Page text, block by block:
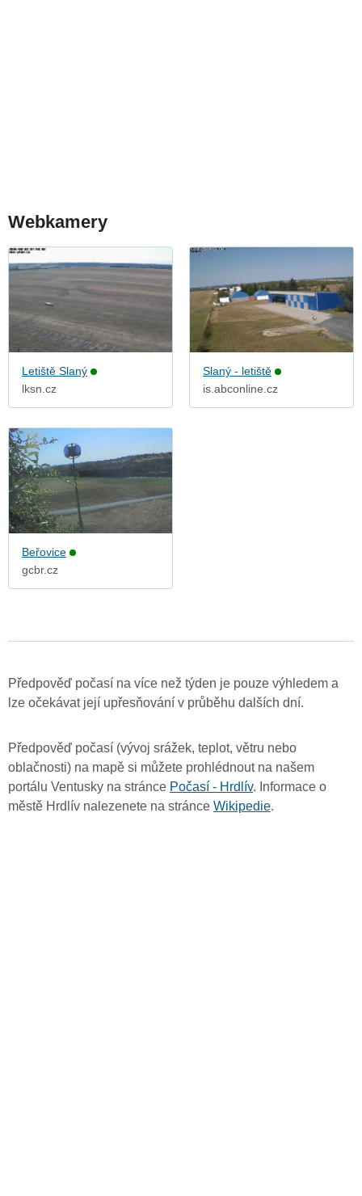
Webkamery
Letiště Slaný
lksn.cz
Slaný - letiště
is.abconline.cz
Beřovice
gcbr.cz
Předpověď počasí na více než týden je pouze výhledem a
lze očekávat její upřesňování v průběhu dalších dní.
Předpověď počasí (vývoj srážek, teplot, větru nebo
oblačnosti) na mapě si můžete prohlédnout na našem
portálu Ventusky na stránce Počasí - Hrdlív. Informace o
městě Hrdlív nalezenete na stránce Wikipedie.